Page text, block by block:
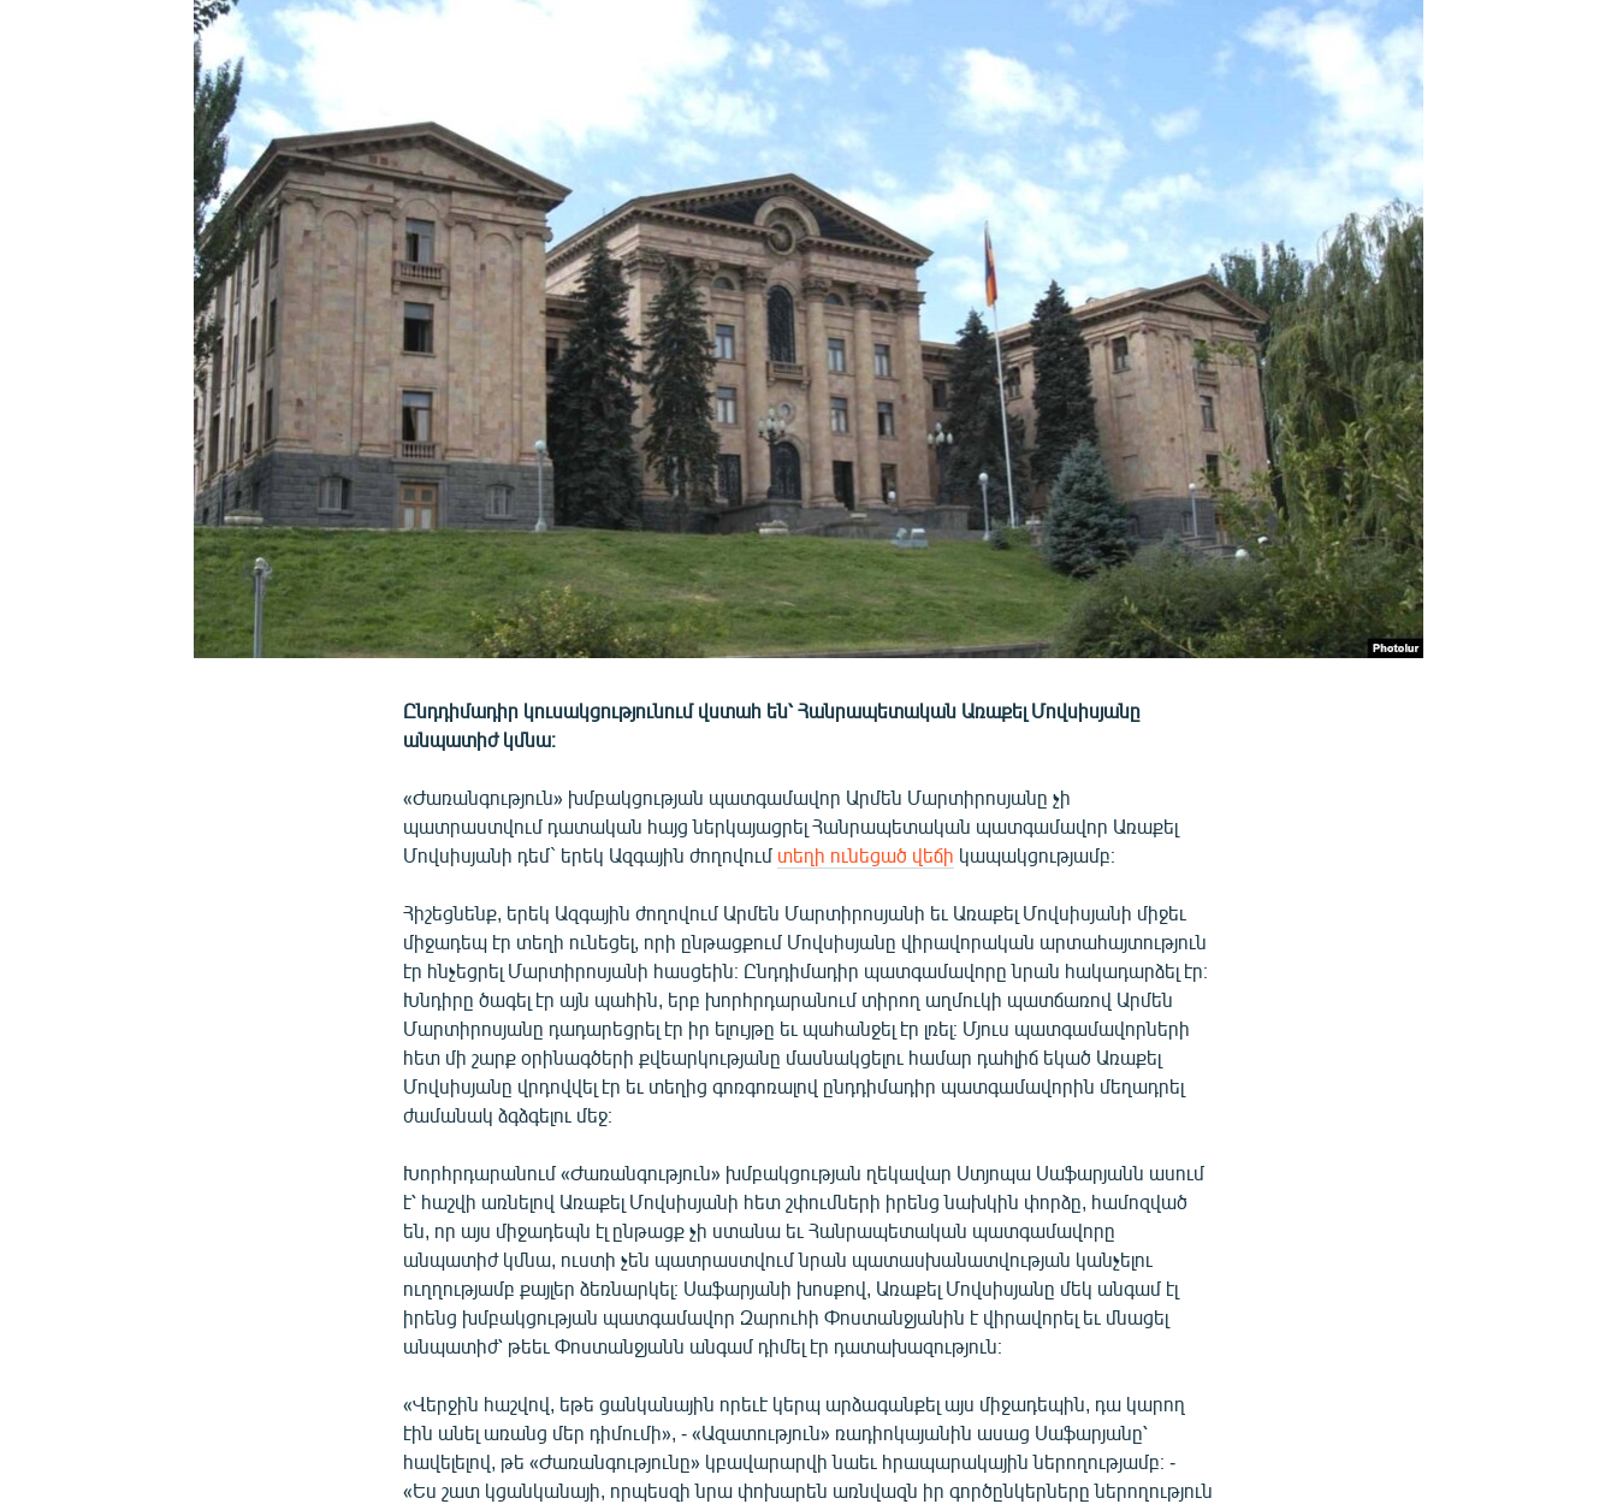
ՄԵԿՆԱԲԱՆՈՒԹՅՈՒՆ
ՁԳՏԵԼՈՎ ԼԱՎԱԳՈՒՅՆԻՆ
Ընդդիմադիր կուսակցությունում վստահ են՝ Հանրապետական Առաքել Մովսիսյանը
անպատիժ կմնա։
«Ժառանգություն» խմբակցության պատգամավոր Արմեն Մարտիրոսյանը չի
պատրաստվում դատական հայց ներկայացրել Հանրապետական պատգամավոր Առաքել
Մովսիսյանի դեմ` երեկ Ազգային ժողովում տեղի ունեցած վեճի կապակցությամբ։
Հիշեցնենք, երեկ Ազգային ժողովում Արմեն Մարտիրոսյանի եւ Առաքել Մովսիսյանի միջեւ
միջադեպ էր տեղի ունեցել, որի ընթացքում Մովսիսյանը վիրավորական արտահայտություն
էր հնչեցրել Մարտիրոսյանի հասցեին։ Ընդդիմադիր պատգամավորը նրան հակադարձել էր։
Խնդիրը ծագել էր այն պահին, երբ խորհրդարանում տիրող աղմուկի պատճառով Արմեն
Մարտիրոսյանը դադարեցրել էր իր ելույթը եւ պահանջել էր լռել։ Մյուս պատգամավորների
հետ մի շարք օրինագծերի քվեարկությանը մասնակցելու համար դահլիճ եկած Առաքել
Մովսիսյանը վրդովվել էր եւ տեղից գոռգոռալով ընդդիմադիր պատգամավորին մեղադրել
ժամանակ ձգձգելու մեջ։
Խորհրդարանում «Ժառանգություն» խմբակցության ղեկավար Ստյոպա Սաֆարյանն ասում
է՝ հաշվի առնելով Առաքել Մովսիսյանի հետ շփումների իրենց նախկին փորձը, համոզված
են, որ այս միջադեպն էլ ընթացք չի ստանա եւ Հանրապետական պատգամավորը
անպատիժ կմնա, ուստի չեն պատրաստվում նրան պատասխանատվության կանչելու
ուղղությամբ քայլեր ձեռնարկել։ Սաֆարյանի խոսքով, Առաքել Մովսիսյանը մեկ անգամ էլ
իրենց խմբակցության պատգամավոր Զարուհի Փոստանջյանին է վիրավորել եւ մնացել
անպատիժ՝ թեեւ Փոստանջյանն անգամ դիմել էր դատախազություն։
«Վերջին հաշվով, եթե ցանկանային որեւէ կերպ արձագանքել այս միջադեպին, դա կարող
էին անել առանց մեր դիմումի», - «Ազատություն» ռադիոկայանին ասաց Սաֆարյանը՝
հավելելով, թե «Ժառանգությունը» կբավարարվի նաեւ հրապարակային ներողությամբ։ -
«Ես շատ կցանկանայի, որպեսզի նրա փոխարեն առնվազն իր գործընկերները ներողություն